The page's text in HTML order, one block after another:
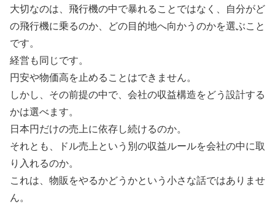
大切なのは、飛行機の中で暴れることではなく、自分がど
の飛行機に乗るのか、どの目的地へ向かうのかを選ぶこと
です。
経営も同じです。
円安や物価高を止めることはできません。
しかし、その前提の中で、会社の収益構造をどう設計する
かは選べます。
日本円だけの売上に依存し続けるのか。
それとも、ドル売上という別の収益ルールを会社の中に取
り入れるのか。
これは、物販をやるかどうかという小さな話ではありませ
ん。